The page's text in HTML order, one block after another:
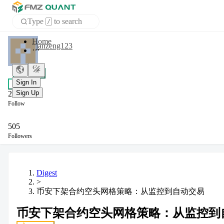
Type / to search
APP
Sign In
Sign Up
ianzeng123
+ Follow
Chat
2
Follow
505
Followers
Digest
>
币安下架合约空头网格策略：从监控到自动交易
币安下架合约空头网格策略：从监控到